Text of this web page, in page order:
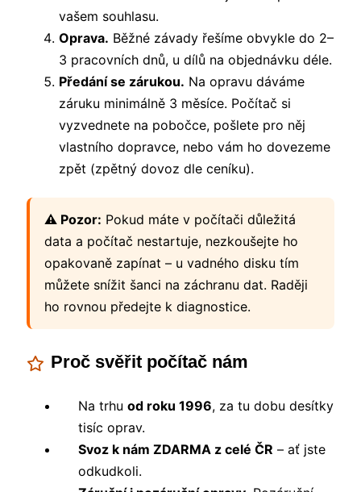
vašem souhlasu.
Oprava. Běžné závady řešíme obvykle do 2–
3 pracovních dnů, u dílů na objednávku déle.
Předání se zárukou. Na opravu dáváme
záruku minimálně 3 měsíce. Počítač si
vyzvednete na pobočce, pošlete pro něj
vlastního dopravce, nebo vám ho dovezeme
zpět (zpětný dovoz dle ceníku).
⚠️ Pozor: Pokud máte v počítači důležitá
data a počítač nestartuje, nezkoušejte ho
opakovaně zapínat – u vadného disku tím
můžete snížit šanci na záchranu dat. Raději
ho rovnou předejte k diagnostice.
Proč svěřit počítač nám
Na trhu od roku 1996, za tu dobu desítky
tisíc oprav.
Svoz k nám ZDARMA z celé ČR – ať jste
odkudkoli.